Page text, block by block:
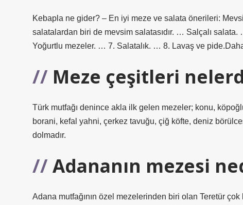
Kebapla ne gider? – En iyi meze ve salata önerileri:
salatalardan biri de mevsim salatasıdır. … Salçalı
Yoğurtlu mezeler. … 7. Salatalık. … 8. Lavaş ve
Meze çeşitleri
Türk mutfağı denince akla ilk gelen mezeler; konu,
borani, kefal yahni, çerkez tavuğu, çiğ köfte, deniz
dolmadır.
Adananın mezesi
Adana mutfağının özel mezelerinden biri olan Teretür